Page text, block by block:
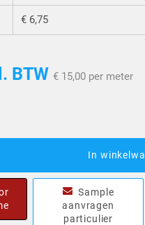
€ 6,75
BTW € 15,00 per meter
In
Sample
aanvragen
particulier